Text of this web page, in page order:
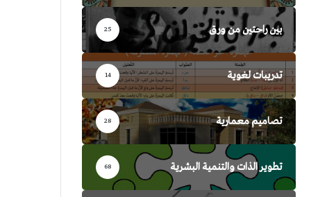
بين راحتين من ورق 25
تدريبات لغوية 14
تصاميم معمارية 28
تطوير الذات والتنمية البشرية 68